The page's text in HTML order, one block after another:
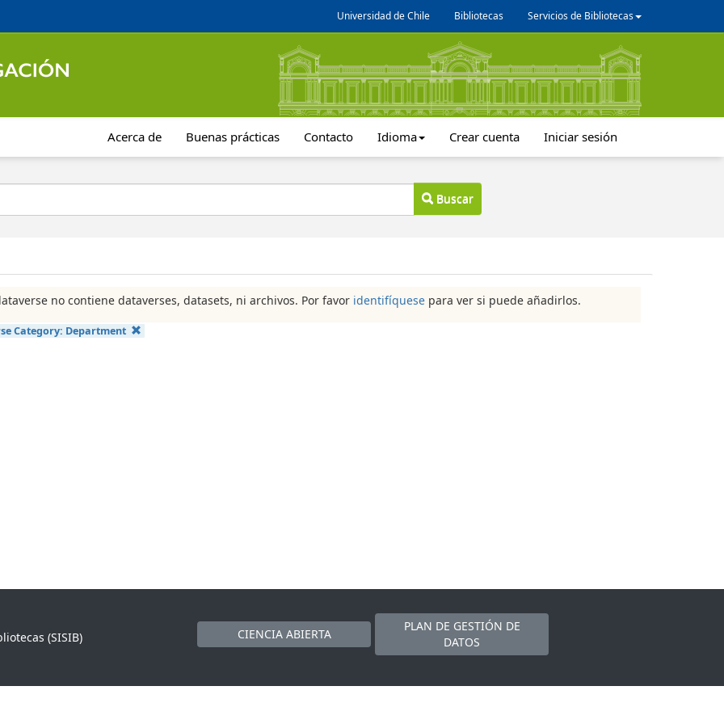
Universidad de Chile Bibliotecas Servicios de Bibliotecas
Acerca de Buenas prácticas Contacto Idioma Crear cuenta Iniciar sesión
Buscar
no contiene dataverses, datasets, ni archivos. Por favor identifíquese para ver si puede añadirlos.
Category: Department
(SISIB)
CIENCIA ABIERTA
PLAN DE GESTIÓN DE
DATOS